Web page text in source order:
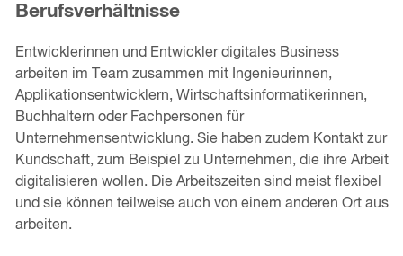
Berufsverhältnisse
Entwicklerinnen und Entwickler digitales Business
arbeiten im Team zusammen mit Ingenieurinnen,
Applikationsentwicklern, Wirtschaftsinformatikerinnen,
Buchhaltern oder Fachpersonen für
Unternehmensentwicklung. Sie haben zudem Kontakt zur
Kundschaft, zum Beispiel zu Unternehmen, die ihre Arbeit
digitalisieren wollen. Die Arbeitszeiten sind meist flexibel
und sie können teilweise auch von einem anderen Ort aus
arbeiten.